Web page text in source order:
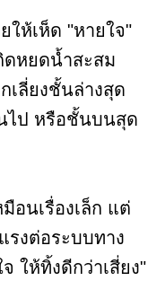
ให้เห็ด "หายใจ"
ดหยดน้ำสะสม
เลี่ยงชั้นล่างสุด
ไป หรือชั้นบนสุด
อนเรื่องเล็ก แต่
รงต่อระบบทาง
ให้ทิ้งดีกว่าเสี่ยง"